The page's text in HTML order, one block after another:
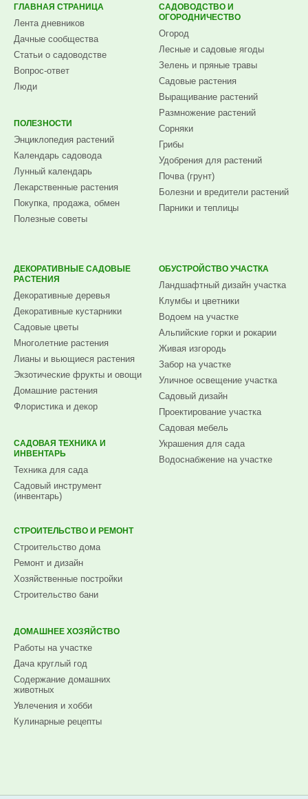
ГЛАВНАЯ СТРАНИЦА
Лента дневников
Дачные сообщества
Статьи о садоводстве
Вопрос-ответ
Люди
ПОЛЕЗНОСТИ
Энциклопедия растений
Календарь садовода
Лунный календарь
Лекарственные растения
Покупка, продажа, обмен
Полезные советы
САДОВОДСТВО И
ОГОРОДНИЧЕСТВО
Огород
Лесные и садовые ягоды
Зелень и пряные травы
Садовые растения
Выращивание растений
Размножение растений
Сорняки
Грибы
Удобрения для растений
Почва (грунт)
Болезни и вредители растений
Парники и теплицы
ДЕКОРАТИВНЫЕ САДОВЫЕ
РАСТЕНИЯ
Декоративные деревья
Декоративные кустарники
Садовые цветы
Многолетние растения
Лианы и вьющиеся растения
Экзотические фрукты и овощи
Домашние растения
Флористика и декор
САДОВАЯ ТЕХНИКА И
ИНВЕНТАРЬ
Техника для сада
Садовый инструмент
(инвентарь)
ОБУСТРОЙСТВО УЧАСТКА
Ландшафтный дизайн участка
Клумбы и цветники
Водоем на участке
Альпийские горки и рокарии
Живая изгородь
Забор на участке
Уличное освещение участка
Садовый дизайн
Проектирование участка
Садовая мебель
Украшения для сада
Водоснабжение на участке
СТРОИТЕЛЬСТВО И РЕМОНТ
Строительство дома
Ремонт и дизайн
Хозяйственные постройки
Строительство бани
ДОМАШНЕЕ ХОЗЯЙСТВО
Работы на участке
Дача круглый год
Содержание домашних
животных
Увлечения и хобби
Кулинарные рецепты